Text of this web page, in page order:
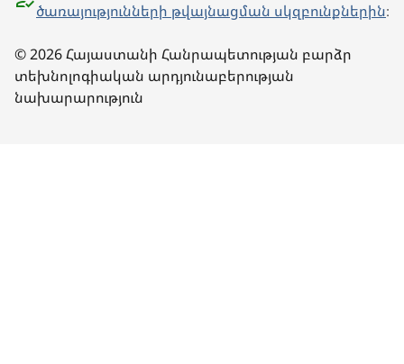
ծառայությունների թվայնացման սկզբունքներին։
© 2026 Հայաստանի Հանրապետության բարձր
տեխնոլոգիական արդյունաբերության
նախարարություն